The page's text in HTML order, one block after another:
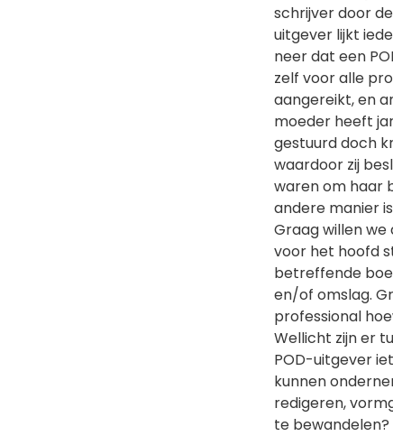
schrijver door
uitgever lijkt
neer dat een
zelf voor alle
aangereikt, en
moeder heeft
gestuurd doch
waardoor zij
waren om haar
andere manier
Graag willen we
voor het hoofd
betreffende
en/of omslag.
professional
Wellicht zijn er
POD-uitgever
kunnen
redigeren,
te